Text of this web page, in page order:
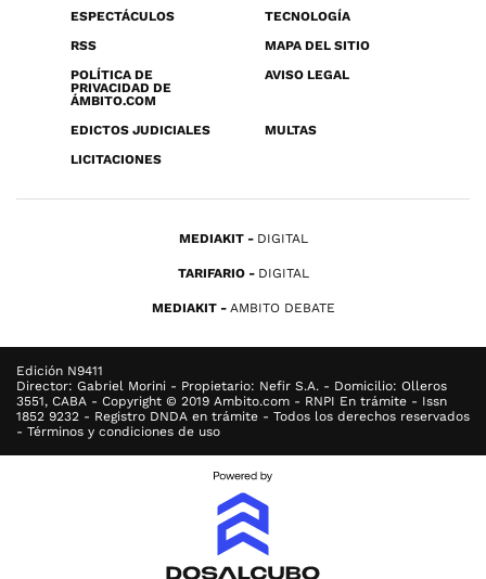
ESPECTÁCULOS
TECNOLOGÍA
RSS
MAPA DEL SITIO
POLÍTICA DE
PRIVACIDAD DE
ÁMBITO.COM
AVISO LEGAL
EDICTOS JUDICIALES
MULTAS
LICITACIONES
MEDIAKIT DIGITAL
TARIFARIO DIGITAL
MEDIAKIT AMBITO DEBATE
Edición N9411
Director: Gabriel Morini - Propietario: Nefir S.A. - Domicilio: Olleros
3551, CABA - Copyright © 2019 Ambito.com - RNPI En trámite - Issn
1852 9232 - Registro DNDA en trámite - Todos los derechos reservados
- Términos y condiciones de uso